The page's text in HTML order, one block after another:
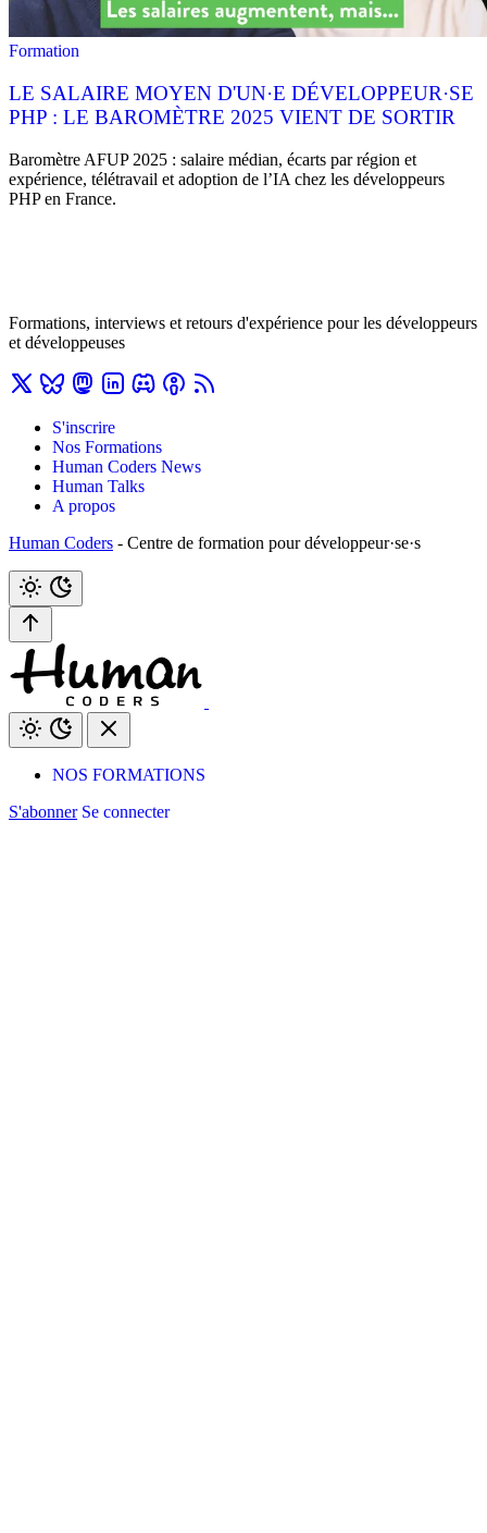
Formation
LE SALAIRE MOYEN D'UN·E DÉVELOPPEUR·SE
PHP : LE BAROMÈTRE 2025 VIENT DE SORTIR
Baromètre AFUP 2025 : salaire médian, écarts par région et
expérience, télétravail et adoption de l’IA chez les développeurs
PHP en France.
Formations, interviews et retours d'expérience pour les développeurs
et développeuses
S'inscrire
Nos Formations
Human Coders News
Human Talks
A propos
Human Coders - Centre de formation pour développeur·se·s
NOS FORMATIONS
S'abonner Se connecter